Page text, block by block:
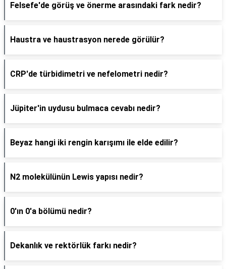
Felsefe'de görüş ve önerme arasındaki fark nedir?
Haustra ve haustrasyon nerede görülür?
CRP'de türbidimetri ve nefelometri nedir?
Jüpiter'in uydusu bulmaca cevabı nedir?
Beyaz hangi iki rengin karışımı ile elde edilir?
N2 molekülünün Lewis yapısı nedir?
0'ın 0'a bölümü nedir?
Dekanlık ve rektörlük farkı nedir?